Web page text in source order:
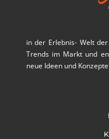
in der Erlebnis- Welt
Trends im Markt und
neue Ideen und